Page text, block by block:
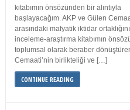
kitabımın önsözünden bir alıntıyla
başlayacağım. AKP ve Gülen
arasındaki mafyatik iktidar
inceleme-araştırma kitabımın
toplumsal olarak beraber
Cemaati’nin birlikteliği ve […]
CONTINUE READING